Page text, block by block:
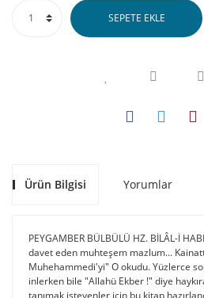
SEPETE EKLE
Ürün Bilgisi Yorumlar
PEYGAMBER BÜLBÜLÜ HZ. BİLÂL-İ
davet eden muhteşem mazlum...
Muhehammedi'yi" O okudu. Yüzlerce
inlerken bile "Allahü Ekber !" diye
tanımak isteyenler için bu kitap